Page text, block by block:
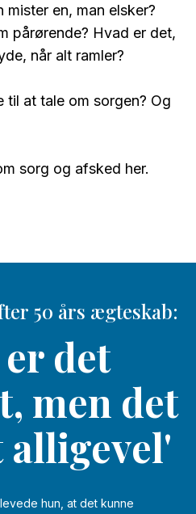
mister en, man elsker?
pårørende? Hvad er det,
når alt ramler?
til at tale om sorgen? Og
sorg og afsked her.
50 års ægteskab:
det
men det
hun, at det kunne